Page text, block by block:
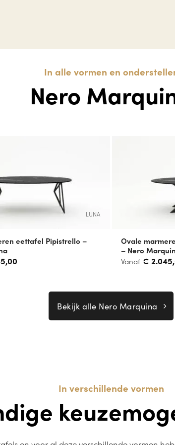
In alle vormen en
Nero
eettafel Pipistrello –
LUNA
Ovale
– Nero
Vanaf€
Bekijk alle Nero Marquina
In verschillende vormen